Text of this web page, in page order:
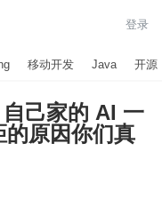
登录
移动开发 Java 开源
己家的 AI 一
原因你们真